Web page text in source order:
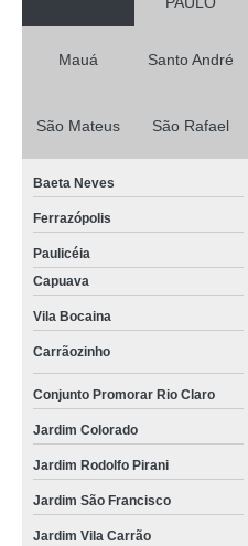
Mauá Santo André
São Mateus São Rafael
Baeta Neves
Ferrazópolis
Paulicéia
Capuava
Vila Bocaina
Carrãozinho
Conjunto Promorar Rio Claro
Jardim Colorado
Jardim Rodolfo Pirani
Jardim São Francisco
Jardim Vila Carrão